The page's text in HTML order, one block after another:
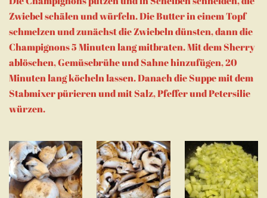
Zwiebel schälen und würfeln. Die Butter in einem Topf
schmelzen und zunächst die Zwiebeln dünsten, dann die
Champignons 5 Minuten lang mitbraten. Mit dem Sherry
ablöschen, Gemüsebrühe und Sahne hinzufügen, 20
Minuten lang köcheln lassen. Danach die Suppe mit dem
Stabmixer pürieren und mit Salz, Pfeffer und Petersilie
würzen.